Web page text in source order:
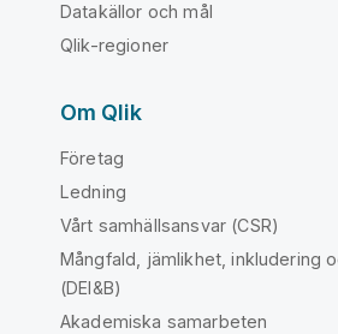
Datakällor och mål
Qlik-regioner
Om Qlik
Företag
Ledning
Vårt samhällsansvar (CSR)
Mångfald, jämlikhet, inkludering
(DEI&B)
Akademiska samarbeten